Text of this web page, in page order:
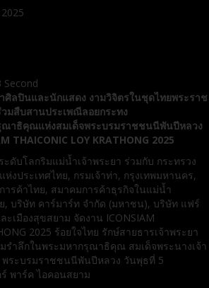
Second
ศิลปินและนักแสดง งามวิจิตรในชุดไทยพระราช
มสืบสานประเพณีลอยกระทง
ณาธิคุณแห่งสมเด็จพระบรมราชชนนีพันปีหลวง
THAICONIC LOY KRATHONG 2025
ดับโลกริมแม่น้ำเจ้าพระยา ร่วมกับ กระทรวง
งประเทศไทย, กรมเจ้าท่า, กรุงเทพมหานคร,
ารค้าไทย, สมาคมการค้าธุรกิจในแม่น้ำ
, บริษัท คาร์มาร์ท จำกัด (มหาชน), บริษัท แฟร์
ะเมืองสุขสยาม จัดงาน ICONSIAM
2025 ร้อยใจไทย รักษ์สายธารเจ้าพระยา
รำลึกในพระมหากรุณาธิคุณ สมเด็จพระนางเจ้า
ระบรมราชชนนีพันปีหลวง วันพุธที่ 5
พาร์ค ไอคอนสยาม